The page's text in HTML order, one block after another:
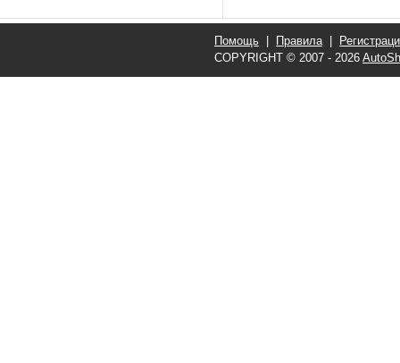
Помощь Правила|
COPYRIGHT © 2007 - 2026